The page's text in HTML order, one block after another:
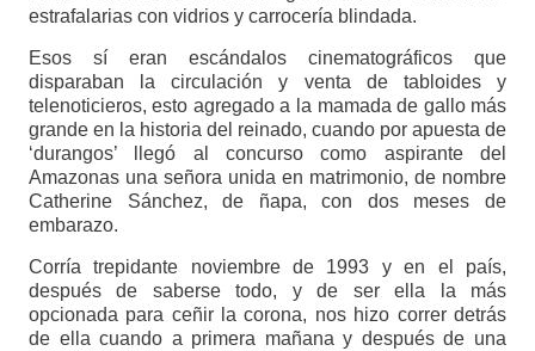
estrafalarias con vidrios y carrocería blindada.
Esos sí eran escándalos cinematográficos que
disparaban la circulación y venta de tabloides y
telenoticieros, esto agregado a la mamada de gallo más
grande en la historia del reinado, cuando por apuesta de
‘durangos’ llegó al concurso como aspirante del
Amazonas una señora unida en matrimonio, de nombre
Catherine Sánchez, de ñapa, con dos meses de
embarazo.
Corría trepidante noviembre de 1993 y en el país,
después de saberse todo, y de ser ella la más
opcionada para ceñir la corona, nos hizo correr detrás
de ella cuando a primera mañana y después de una